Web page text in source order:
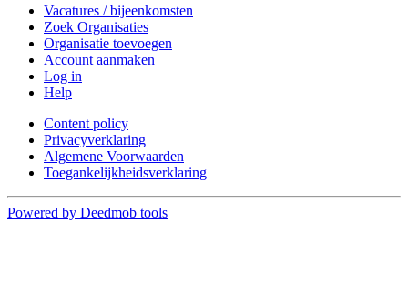
Vacatures / bijeenkomsten
Zoek Organisaties
Organisatie toevoegen
Account aanmaken
Log in
Help
Content policy
Privacyverklaring
Algemene Voorwaarden
Toegankelijkheidsverklaring
Powered by Deedmob tools